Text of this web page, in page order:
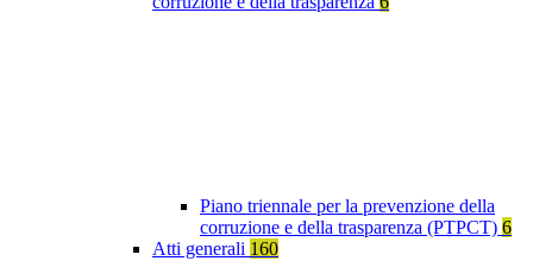
Piano triennale per la prevenzione della
corruzione e della trasparenza (PTPCT) 6
Atti generali 160